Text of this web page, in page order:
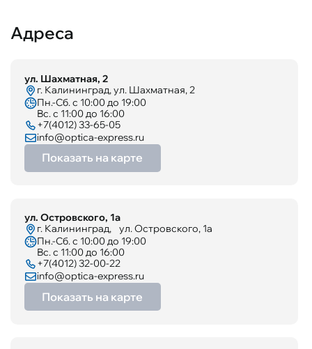
Адреса
ул. Шахматная, 2
г. Калининград, ул. Шахматная, 2
Пн.-Сб. с 10:00 до 19:00
Вс. с 11:00 до 16:00
+7(4012) 33-65-05​
info@optica-express.ru
Показать на карте
ул. Островского, 1а
г. Калининград, ул. Островского, 1а
Пн.-Сб. с 10:00 до 19:00
Вс. с 11:00 до 16:00
+7(4012) 32-00-22
info@optica-express.ru
Показать на карте